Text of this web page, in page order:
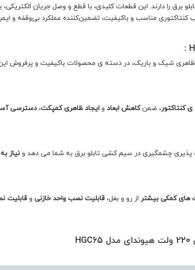
برق را دارند. این قطعات کلیدی، با قطع و وصل جریان
مناسب و باکیفیت، تضمین‌کننده عملکرد بی‌وقفه و
کنتاکتور، ضمنکاهش ابعادو ایجاد ظاهری کمپکت، دسترسی
پذیری چشمگیری در سیم کشی تابلو برق به شما می دهد و نیاز
های کمکی بیشتراز رو و بغل، قابلیت نصب واحد خازنیو قابلیت